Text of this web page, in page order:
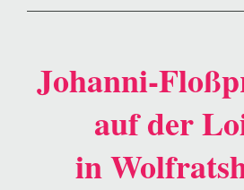
Johanni-
auf der
in